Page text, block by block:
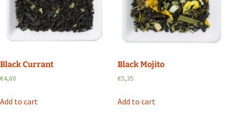
Black Currant
€4,60
Add to cart
Black Mojito
€5,35
Add to cart